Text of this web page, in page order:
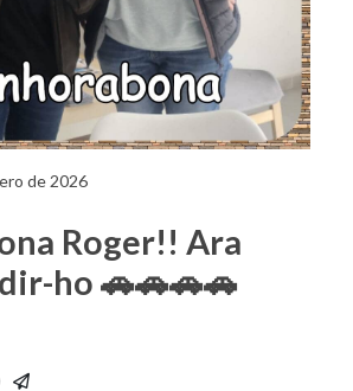
de 2026
Roger!! Ara
ho 🚗🚗🚗🚗